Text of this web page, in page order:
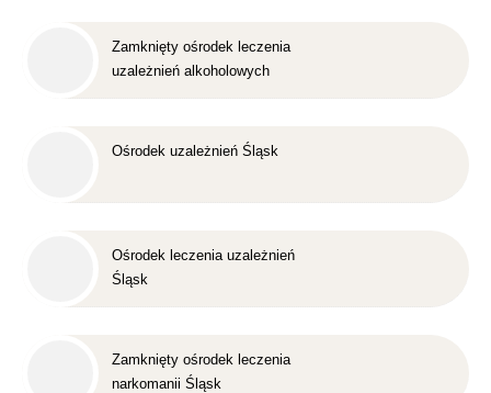
Zamknięty ośrodek leczenia
uzależnień alkoholowych
Ośrodek uzależnień Śląsk
Ośrodek leczenia uzależnień
Śląsk
Zamknięty ośrodek leczenia
narkomanii Śląsk